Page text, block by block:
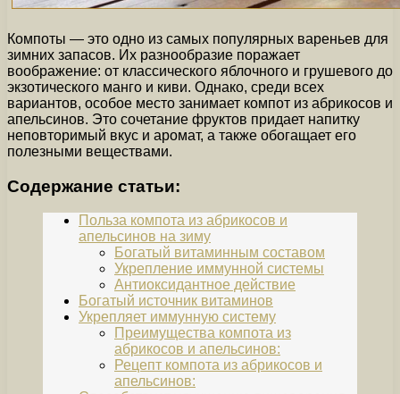
Компоты — это одно из самых популярных вареньев для
зимних запасов. Их разнообразие поражает
воображение: от классического яблочного и грушевого до
экзотического манго и киви. Однако, среди всех
вариантов, особое место занимает компот из абрикосов и
апельсинов. Это сочетание фруктов придает напитку
неповторимый вкус и аромат, а также обогащает его
полезными веществами.
Содержание статьи:
Польза компота из абрикосов и
апельсинов на зиму
Богатый витаминным составом
Укрепление иммунной системы
Антиоксидантное действие
Богатый источник витаминов
Укрепляет иммунную систему
Преимущества компота из
абрикосов и апельсинов:
Рецепт компота из абрикосов и
апельсинов: